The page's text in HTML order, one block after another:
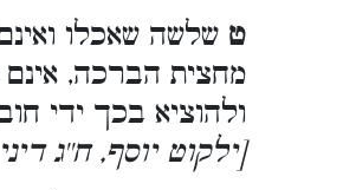
ט שלשה שאכלו
מחצית הברכה,
ולהוציא בכך ידי
[ילקוט יוסף, ח''ג